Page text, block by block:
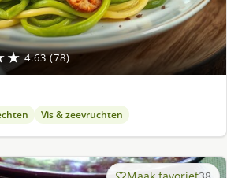
4.63 (78)
Vis & zeevruchten